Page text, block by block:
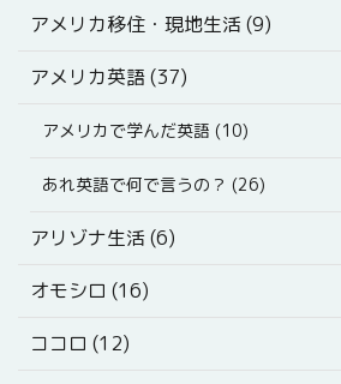
アメリカ移住・現地生活 (9)
アメリカ英語 (37)
アメリカで学んだ英語 (10)
あれ英語で何で言うの？ (26)
アリゾナ生活 (6)
オモシロ (16)
ココロ (12)